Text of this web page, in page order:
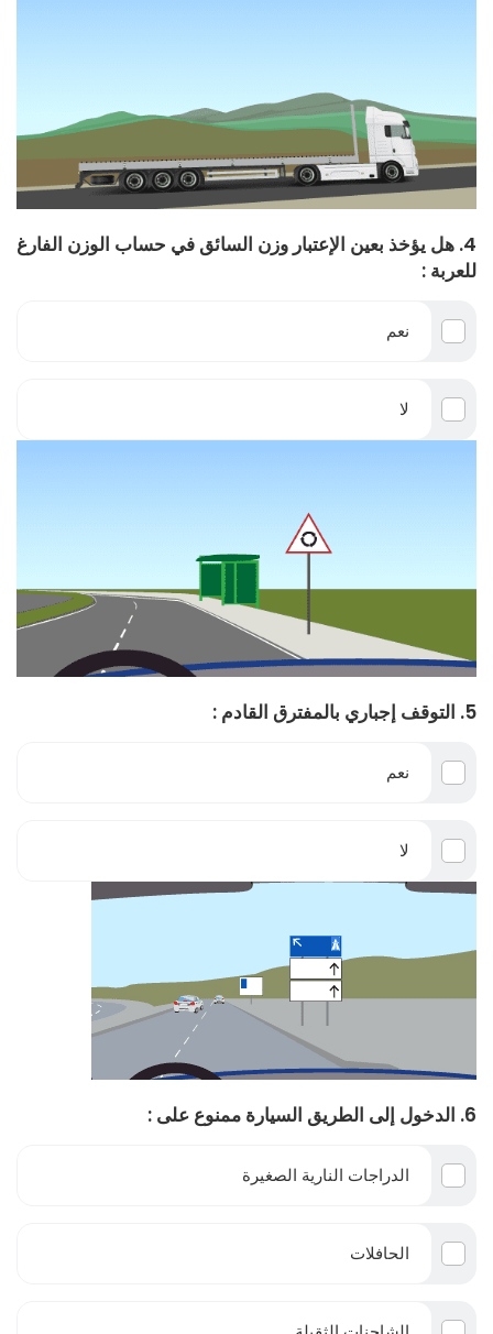
4. هل يؤخذ بعين الإعتبار وزن السائق في حساب الوزن الفارغ
للعربة :
نعم
لا
5. التوقف إجباري بالمفترق القادم :
نعم
لا
6. الدخول إلى الطريق السيارة ممنوع على :
الدراجات النارية الصغيرة
الحافلات